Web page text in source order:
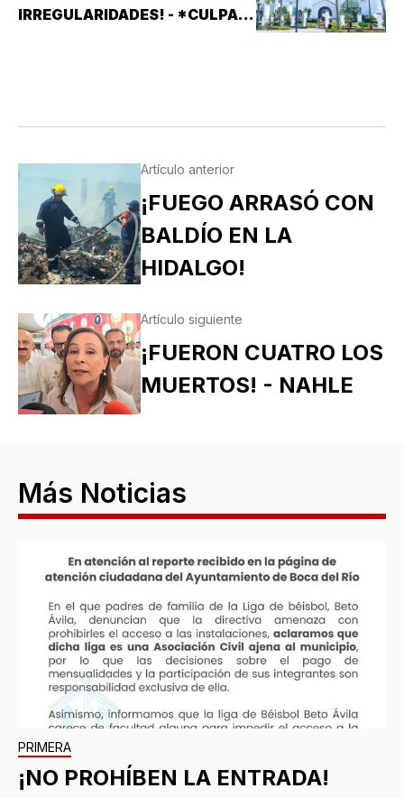
IRREGULARIDADES! - *CULPAN
Artículo anterior
¡FUEGO ARRASÓ CON
BALDÍO EN LA
HIDALGO!
Artículo siguiente
¡FUERON CUATRO LOS
MUERTOS! - NAHLE
Más Noticias
PRIMERA
¡NO PROHÍBEN LA ENTRADA!